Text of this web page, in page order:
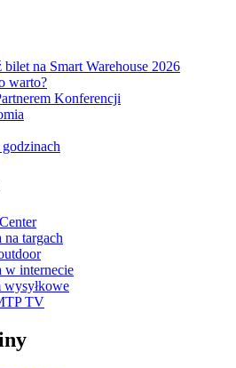
bilet na Smart Warehouse 2026
warto?
Konferencji
na targach
w internecie
wysyłkowe
TV